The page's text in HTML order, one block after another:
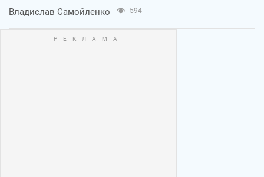
Владислав Самойленко 594